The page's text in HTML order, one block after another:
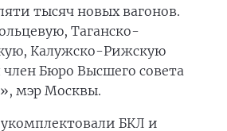
тысяч новых вагонов.
Таганско-
Калужско-Рижскую
Бюро Высшего совета
мэр Москвы.
БКЛ и